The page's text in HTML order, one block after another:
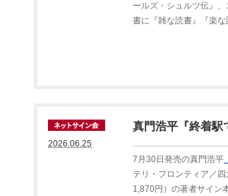
ールズ・シュルツ伝』
書に『雑な読書』『楽な
2026.06.25
真門浩平『終着駅
7月30日発売の真門浩平
テリ・フロンティア／
1,870円）の著者サイン